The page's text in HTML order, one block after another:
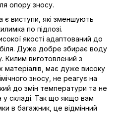
опору зносу.
є виступи, які зменшують
по підлозі.
якості адаптований до
Дуже добре збирає воду
Килим виготовлений з
матеріалів, має дуже високу
зносу, не реагує на
до змін температури та не
у складі. Так що якщо вам
в багажник, це відмінний